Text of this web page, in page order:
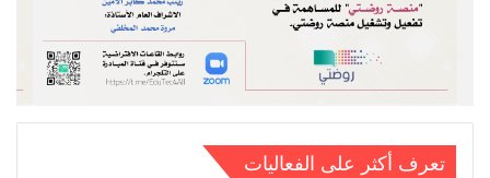
تعرف أكثر على الفعاليات